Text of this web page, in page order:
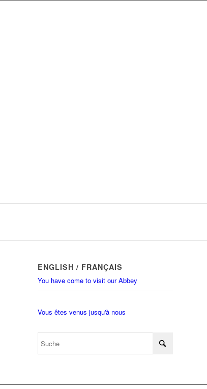
ENGLISH / FRANÇAIS
You have come to visit our Abbey
Vous êtes venus jusqu'à nous